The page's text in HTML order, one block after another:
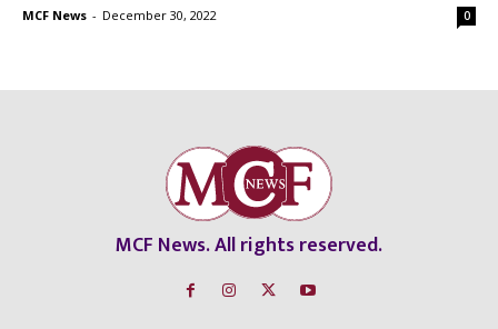
MCF News - December 30, 2022 0
MCF News. All rights reserved.